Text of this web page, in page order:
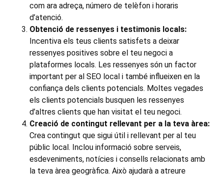
com ara adreça, número de telèfon i horaris
d’atenció.
Obtenció de ressenyes i testimonis locals:
Incentiva els teus clients satisfets a deixar
ressenyes positives sobre el teu negoci a
plataformes locals. Les ressenyes són un factor
important per al SEO local i també influeixen en la
confiança dels clients potencials. Moltes vegades
els clients potencials busquen les ressenyes
d’altres clients que han visitat el teu negoci.
Creació de contingut rellevant per a la teva àrea:
Crea contingut que sigui útil i rellevant per al teu
públic local. Inclou informació sobre serveis,
esdeveniments, notícies i consells relacionats amb
la teva àrea geogràfica. Això ajudarà a atreure